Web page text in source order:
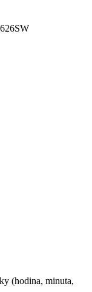
(hodina, minuta,